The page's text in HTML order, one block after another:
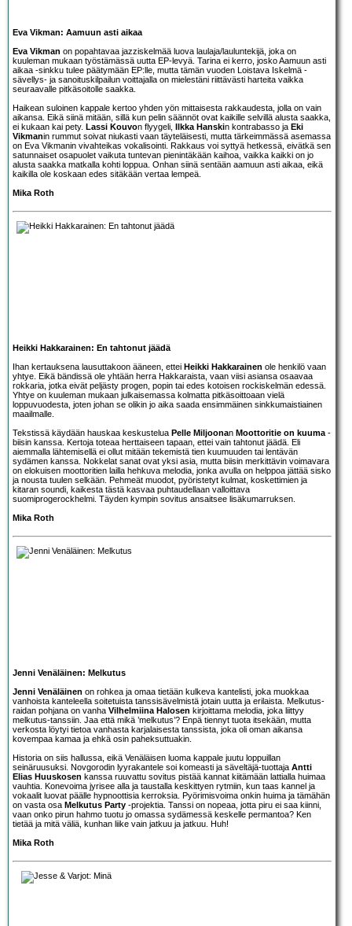
Eva Vikman: Aamuun asti aikaa
Eva Vikman on popahtavaa jazziskelmää luova laulaja/lauluntekijä, joka on
kuuleman mukaan työstämässä uutta EP-levyä. Tarina ei kerro, josko Aamuun asti
aikaa -sinkku tulee päätymään EP:lle, mutta tämän vuoden Loistava Iskelmä -
sävellys- ja sanoituskilpailun voittajalla on mielestäni riittävästi harteita vaikka
seuraavalle pitkäsoitolle saakka.
Haikean suloinen kappale kertoo yhden yön mittaisesta rakkaudesta, jolla on vain
aikansa. Eikä siinä mitään, sillä kun pelin säännöt ovat kaikille selvillä alusta saakka,
ei kukaan kai pety. Lassi Kouvon flyygeli, Ilkka Hanskin kontrabasso ja Eki
Vikmanin rummut soivat niukasti vaan täyteläisesti, mutta tärkeimmässä asemassa
on Eva Vikmanin vivahteikas vokalisointi. Rakkaus voi syttyä hetkessä, eivätkä sen
satunnaiset osapuolet vaikuta tuntevan pienintäkään kaihoa, vaikka kaikki on jo
alusta saakka matkalla kohti loppua. Onhan siinä sentään aamuun asti aikaa, eikä
kaikilla ole koskaan edes sitäkään vertaa lempeä.
Mika Roth
Heikki Hakkarainen: En tahtonut jäädä
Ihan kertauksena lausuttakoon ääneen, ettei Heikki Hakkarainen ole henkilö vaan
yhtye. Eikä bändissä ole yhtään herra Hakkaraista, vaan viisi asiansa osaavaa
rokkaria, jotka eivät peljästy progen, popin tai edes kotoisen rockiskelmän edessä.
Yhtye on kuuleman mukaan julkaisemassa kolmatta pitkäsoittoaan vielä
loppuvuodesta, joten johan se olikin jo aika saada ensimmäinen sinkkumaistiainen
maailmalle.
Tekstissä käydään hauskaa keskustelua Pelle Miljoonan Moottoritie on kuuma -
biisin kanssa. Kertoja toteaa herttaiseen tapaan, ettei vain tahtonut jäädä. Eli
aiemmalla lähtemisellä ei ollut mitään tekemistä tien kuumuuden tai lentävän
sydämen kanssa. Nokkelat sanat ovat yksi asia, mutta biisin merkittävin voimavara
on elokuisen moottoritien lailla hehkuva melodia, jonka avulla on helppoa jättää sisko
ja nousta tuulen selkään. Pehmeät muodot, pyöristetyt kulmat, koskettimien ja
kitaran soundi, kaikesta tästä kasvaa puhtaudellaan valloittava
suomiprogerockhelmi. Täyden kympin sovitus ansaitsee lisäkumarruksen.
Mika Roth
Jenni Venäläinen: Melkutus
Jenni Venäläinen on rohkea ja omaa tietään kulkeva kantelisti, joka muokkaa
vanhoista kanteleella soitetuista tanssisävelmistä jotain uutta ja erilaista. Melkutus-
raidan pohjana on vanha Vilhelmiina Halosen kirjoittama melodia, joka liittyy
melkutus-tanssiin. Jaa että mikä ’melkutus’? Enpä tiennyt tuota itsekään, mutta
verkosta löytyi tietoa vanhasta karjalaisesta tanssista, joka oli oman aikansa
kovempaa kamaa ja ehkä osin paheksuttuakin.
Historia on siis hallussa, eikä Venäläisen luoma kappale juutu loppuillan
seinäruusuksi. Novgorodin lyyrakantele soi komeasti ja säveltäjä-tuottaja Antti
Elias Huuskosen kanssa ruuvattu sovitus pistää kannat kiitämään lattialla huimaa
vauhtia. Konevoima jyrisee alla ja taustalla keskittyen rytmiin, kun taas kannel ja
vokaalit luovat päälle hypnoottisia kerroksia. Pyörimisvoima onkin huima ja tämähän
on vasta osa Melkutus Party -projektia. Tanssi on nopeaa, jotta piru ei saa kiinni,
vaan onko pirun hahmo tuotu jo omassa sydämessä keskelle permantoa? Ken
tietää ja mitä väliä, kunhan liike vain jatkuu ja jatkuu. Huh!
Mika Roth